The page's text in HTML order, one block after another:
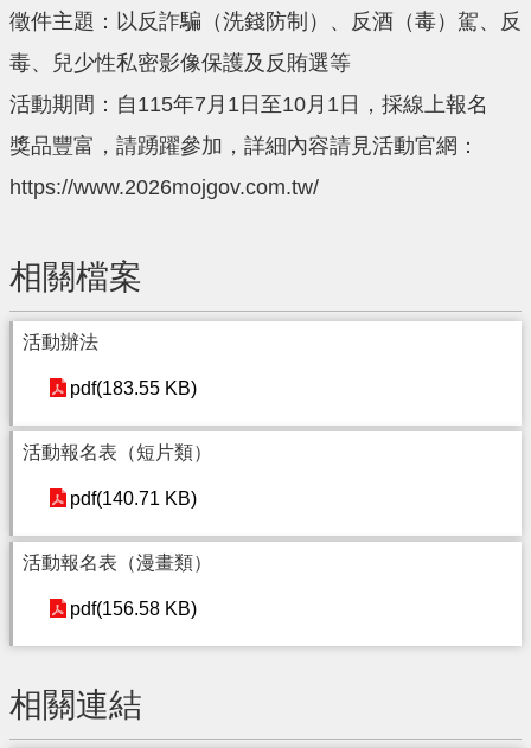
徵件主題：以反詐騙（洗錢防制）、反酒（毒）駕、反
毒、兒少性私密影像保護及反賄選等
活動期間：自115年7月1日至10月1日，採線上報名
獎品豐富，請踴躍參加，詳細內容請見活動官網：
https://www.2026mojgov.com.tw/
相關檔案
活動辦法
pdf(183.55 KB)
活動報名表（短片類）
pdf(140.71 KB)
活動報名表（漫畫類）
pdf(156.58 KB)
相關連結